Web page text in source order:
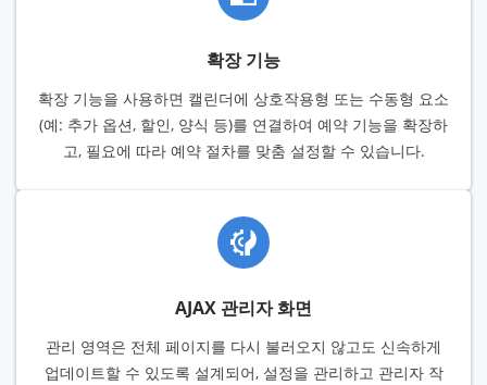
확장 기능
확장 기능을 사용하면 캘린더에 상호작용형 또는 수동형 요소
(예: 추가 옵션, 할인, 양식 등)를 연결하여 예약 기능을 확장하
고, 필요에 따라 예약 절차를 맞춤 설정할 수 있습니다.
AJAX 관리자 화면
관리 영역은 전체 페이지를 다시 불러오지 않고도 신속하게
업데이트할 수 있도록 설계되어, 설정을 관리하고 관리자 작